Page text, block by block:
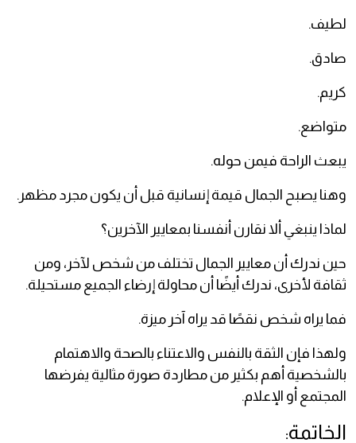
لطيف.
صادق.
كريم.
متواضع.
يبعث الراحة فيمن حوله.
وهنا يصبح الجمال قيمة إنسانية قبل أن يكون مجرد مظهر.
لماذا ينبغي ألا نقارن أنفسنا بمعايير الآخرين؟
حين ندرك أن معايير الجمال تختلف من شخص لآخر، ومن
ثقافة لأخرى، ندرك أيضًا أن محاولة إرضاء الجميع مستحيلة.
فما يراه شخص نقصًا قد يراه آخر ميزة.
ولهذا فإن الثقة بالنفس والاعتناء بالصحة والاهتمام
بالشخصية أهم بكثير من مطاردة صورة مثالية يفرضها
المجتمع أو الإعلام.
الخاتمة: